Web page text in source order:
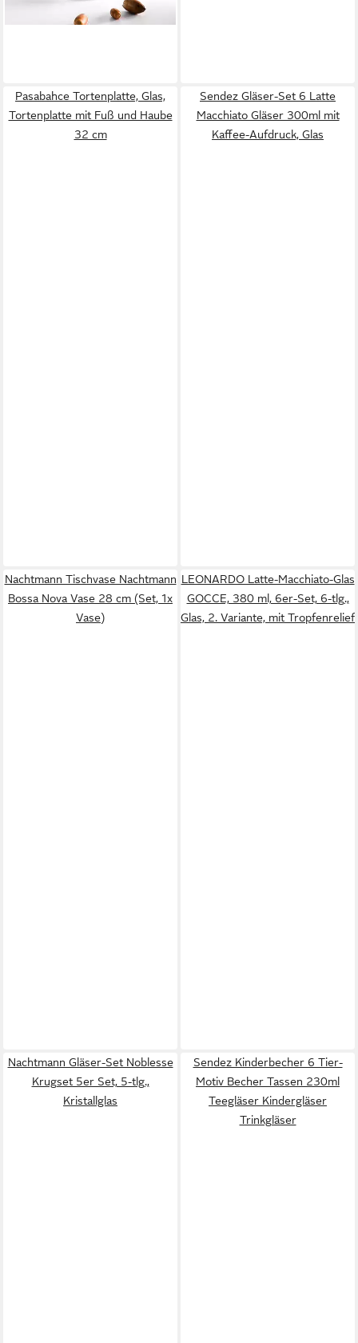
Pasabahce Tortenplatte, Glas,
Tortenplatte mit Fuß und Haube
32 cm
Sendez Gläser-Set 6 Latte
Macchiato Gläser 300ml mit
Kaffee-Aufdruck, Glas
Nachtmann Tischvase Nachtmann
Bossa Nova Vase 28 cm (Set, 1x
Vase)
LEONARDO Latte-Macchiato-Glas
GOCCE, 380 ml, 6er-Set, 6-tlg.,
Glas, 2. Variante, mit Tropfenrelief
Nachtmann Gläser-Set Noblesse
Krugset 5er Set, 5-tlg.,
Kristallglas
Sendez Kinderbecher 6 Tier-
Motiv Becher Tassen 230ml
Teegläser Kindergläser
Trinkgläser